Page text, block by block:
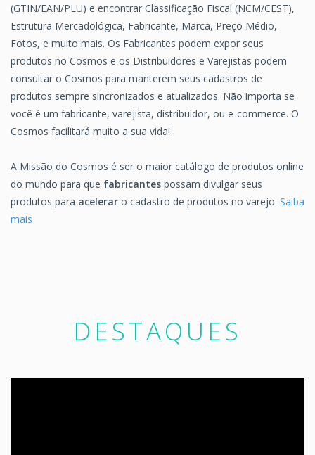
(GTIN/EAN/PLU) e encontrar Classificação Fiscal (NCM/CEST),
Estrutura Mercadológica, Fabricante, Marca, Preço Médio,
Fotos, e muito mais. Os Fabricantes podem expor seus
produtos no Cosmos e os Distribuidores e Varejistas podem
consultar o Cosmos para manterem seus cadastros de
produtos sempre sincronizados e atualizados. Não importa se
você é um fabricante, varejista, distribuidor, ou e-commerce. O
Cosmos facilitará muito a sua vida!
A Missão do Cosmos é ser o maior catálogo de produtos online
do mundo para que fabricantes possam divulgar seus
produtos para acelerar o cadastro de produtos no varejo. Saiba
mais
DESTAQUES